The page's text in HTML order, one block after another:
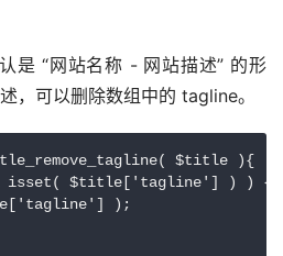
$title ){
$title['tagline'] ) ) {
);